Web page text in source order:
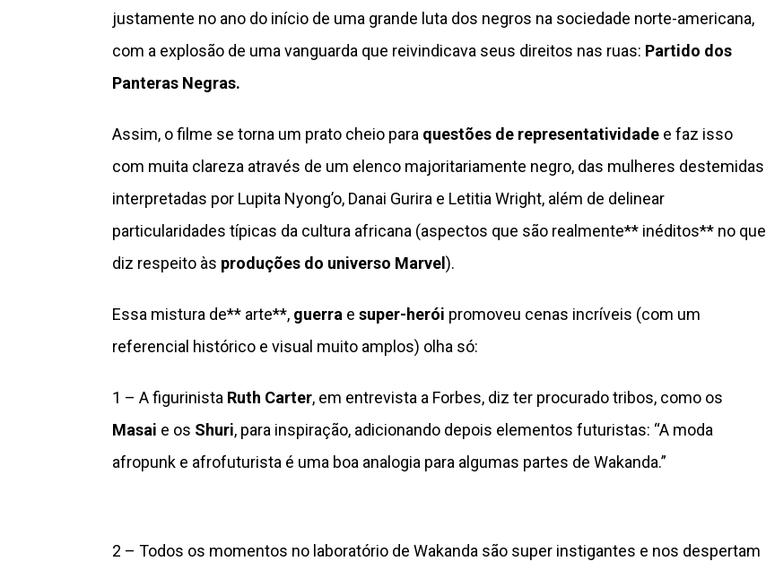
justamente no ano do início de uma grande luta dos negros na sociedade norte-americana,
com a explosão de uma vanguarda que reivindicava seus direitos nas ruas: Partido dos
Panteras Negras.
Assim, o filme se torna um prato cheio para questões de representatividade e faz isso
com muita clareza através de um elenco majoritariamente negro, das mulheres destemidas
interpretadas por Lupita Nyong’o, Danai Gurira e Letitia Wright, além de delinear
particularidades típicas da cultura africana (aspectos que são realmente** inéditos** no que
diz respeito às produções do universo Marvel).
Essa mistura de** arte**, guerra esuper-herói promoveu cenas incríveis (com um
referencial histórico e visual muito amplos) olha só:
1 – A figurinista Ruth Carter, em entrevista a Forbes, diz ter procurado tribos, como os
Masai e os Shuri, para inspiração, adicionando depois elementos futuristas: “A moda
afropunk e afrofuturista é uma boa analogia para algumas partes de Wakanda.”
2 – Todos os momentos no laboratório de Wakanda são super instigantes e nos despertam